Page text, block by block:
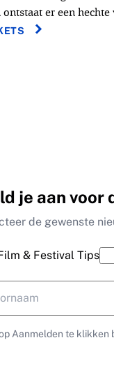
er een hechte
je aan voor
de gewenste
& Festival Tips
Aanmelden te